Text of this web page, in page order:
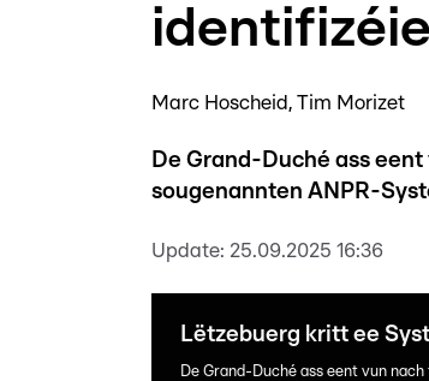
Marc Hoscheid Tim Morizet
De Grand-Duché ass
sougenannten ANPR-
Update: 25.09.2025 16:36
Lëtzebuerg kritt ee
De Grand-Duché ass eent vun